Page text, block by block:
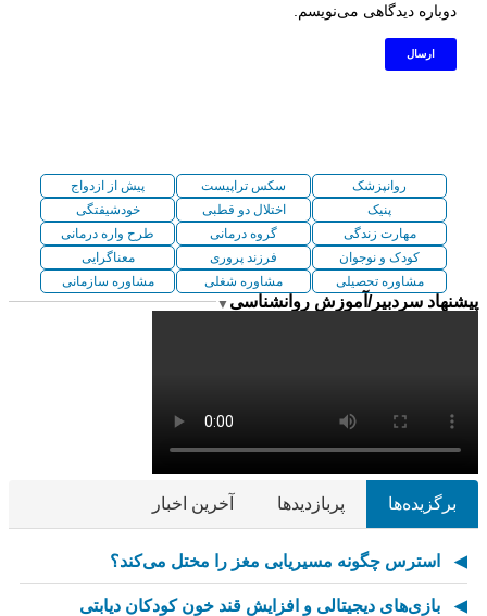
دوباره دیدگاهی می‌نویسم.
روانپزشک سکس تراپیست
پیش از ازدواج
پنیک
اختلال دو قطبی
خودشیفتگی
مهارت زندگی
گروه درمانی
طرح واره درمانی
کودک و نوجوان
فرزند پروری
معناگرایی
مشاوره تحصیلی
مشاوره شغلی مشاوره سازمانی
پیشنهاد سردبیر/آموزش روانشناسی ▼
برگزیده‌ها پربازدیدها آخرین اخبار
استرس چگونه مسیریابی مغز را مختل می‌کند؟
بازی‌های دیجیتالی و افزایش قند خون کودکان دیابتی